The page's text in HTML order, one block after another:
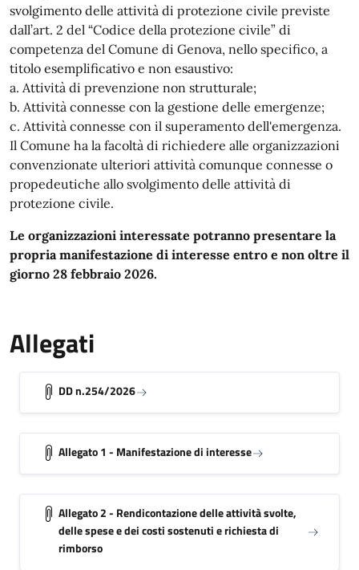
svolgimento delle attività di protezione civile previste
dall’art. 2 del “Codice della protezione civile” di
competenza del Comune di Genova, nello specifico, a
titolo esemplificativo e non esaustivo:
a. Attività di prevenzione non strutturale;
b. Attività connesse con la gestione delle emergenze;
c. Attività connesse con il superamento dell'emergenza.
Il Comune ha la facoltà di richiedere alle organizzazioni
convenzionate ulteriori attività comunque connesse o
propedeutiche allo svolgimento delle attività di
protezione civile.
Le organizzazioni interessate potranno presentare la
propria manifestazione di interesse entro e non oltre il
giorno 28 febbraio 2026.
Allegati
DD n.254/2026
Allegato 1 - Manifestazione di interesse
Allegato 2 - Rendicontazione delle attività svolte,
delle spese e dei costi sostenuti e richiesta di
rimborso